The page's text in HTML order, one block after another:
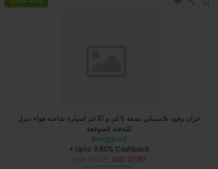
خزان وقود بلاستيكي بسعة 5 لتر و 10 لتر لسيارة شاحنة هواء ديزل
للتدفئة المتوقفة
Banggood
+ Upto 9.80% Cashback
USD 20.99